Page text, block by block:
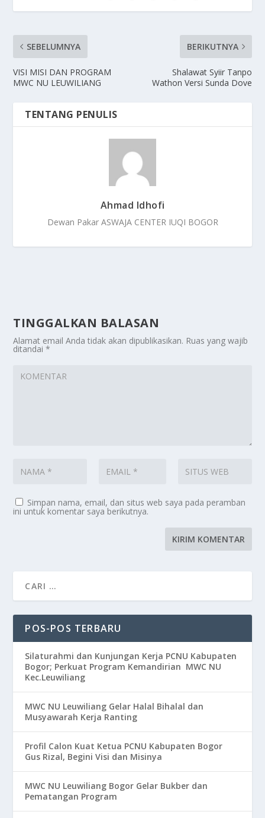
SEBELUMNYA
VISI MISI DAN PROGRAM
MWC NU LEUWILIANG
BERIKUTNYA
Shalawat Syiir Tanpo
Wathon Versi Sunda Dove
TENTANG PENULIS
Ahmad Idhofi
Dewan Pakar ASWAJA CENTER IUQI BOGOR
TINGGALKAN BALASAN
Alamat email Anda tidak akan dipublikasikan. Ruas yang wajib
ditandai*
Simpan nama, email, dan situs web saya pada peramban
ini untuk komentar saya berikutnya.
POS-POS TERBARU
Silaturahmi dan Kunjungan Kerja PCNU Kabupaten
Bogor; Perkuat Program Kemandirian MWC NU
Kec.Leuwiliang
MWC NU Leuwiliang Gelar Halal Bihalal dan
Musyawarah Kerja Ranting
Profil Calon Kuat Ketua PCNU Kabupaten Bogor
Gus Rizal, Begini Visi dan Misinya
MWC NU Leuwiliang Bogor Gelar Bukber dan
Pematangan Program